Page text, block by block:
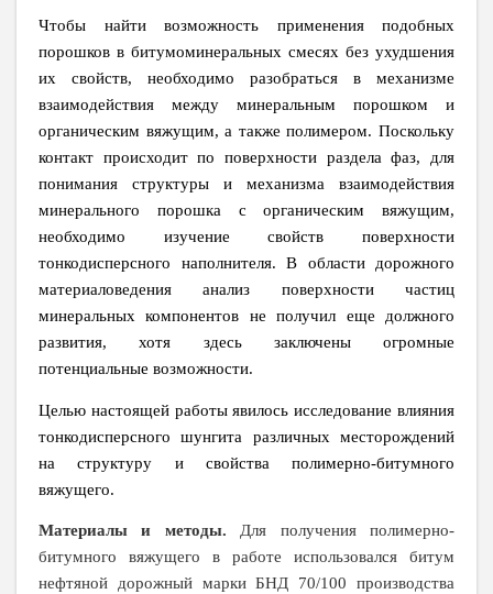
Чтобы найти возможность применения подобных
порошков в битумоминеральных смесях без ухудшения
их свойств, необходимо разобраться в механизме
взаимодействия между минеральным порошком и
органическим вяжущим, а также полимером. Поскольку
контакт происходит по поверхности раздела фаз, для
понимания структуры и механизма взаимодействия
минерального порошка с органическим вяжущим,
необходимо изучение свойств поверхности
тонкодисперсного наполнителя. В области дорожного
материаловедения анализ поверхности частиц
минеральных компонентов не получил еще должного
развития, хотя здесь заключены огромные
потенциальные возможности.
Целью настоящей работы явилось исследование влияния
тонкодисперсного шунгита различных месторождений
на структуру и свойства полимерно-битумного
вяжущего.
Материалы и методы. Для получения полимерно-
битумного вяжущего в работе использовался битум
нефтяной дорожный марки БНД 70/100 производства